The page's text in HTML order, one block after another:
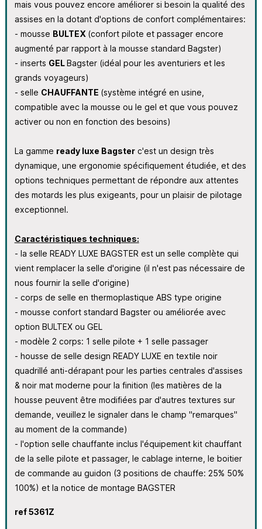
mais vous pouvez encore améliorer si besoin la qualité des
assises en la dotant d'options de confort complémentaires:
- mousse BULTEX (confort pilote et passager encore
augmenté par rapport à la mousse standard Bagster)
- inserts GELBagster (idéal pour les aventuriers et les
grands voyageurs)
- selle CHAUFFANTE (système intégré en usine,
compatible avec la mousse ou le gel et que vous pouvez
activer ou non en fonction des besoins)
La gamme ready luxe Bagsterc'est un design très
dynamique, une ergonomie spécifiquement étudiée, et des
options techniques permettant de répondre aux attentes
des motards les plus exigeants, pour un plaisir de pilotage
exceptionnel.
Caractéristiques techniques:
- la selle READY LUXE BAGSTER est un selle complète qui
vient remplacer la selle d'origine (il n'est pas nécessaire de
nous fournir la selle d'origine)
- corps de selle en thermoplastique ABS type origine
- mousse confort standard Bagster ou améliorée avec
option BULTEX ou GEL
- modèle 2 corps: 1 selle pilote + 1 selle passager
- housse de selle design READY LUXE en textile noir
quadrillé anti-dérapant pour les parties centrales d'assises
& noir mat moderne pour la finition (les matières de la
housse peuvent être modifiées par d'autres textures sur
demande, veuillez le signaler dans le champ "remarques"
au moment de la commande)
- l'option selle chauffante inclus l'équipement kit chauffant
de la selle pilote et passager, le cablage interne, le boitier
de commande au guidon (3 positions de chauffe: 25% 50%
100%) et la notice de montage BAGSTER
ref 5361Z